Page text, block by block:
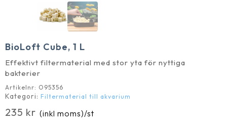
BioLoft Cube, 1 L
Effektivt filtermaterial med stor yta för nyttiga
bakterier
Artikelnr: O95356
Kategori: Filtermaterial till akvarium
235 kr (inkl moms)/st